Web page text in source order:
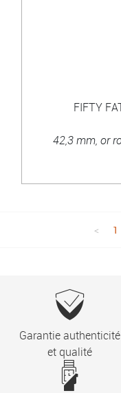
FIFTY
42,3 mm, or
1
Garantie authenticité
et qualité